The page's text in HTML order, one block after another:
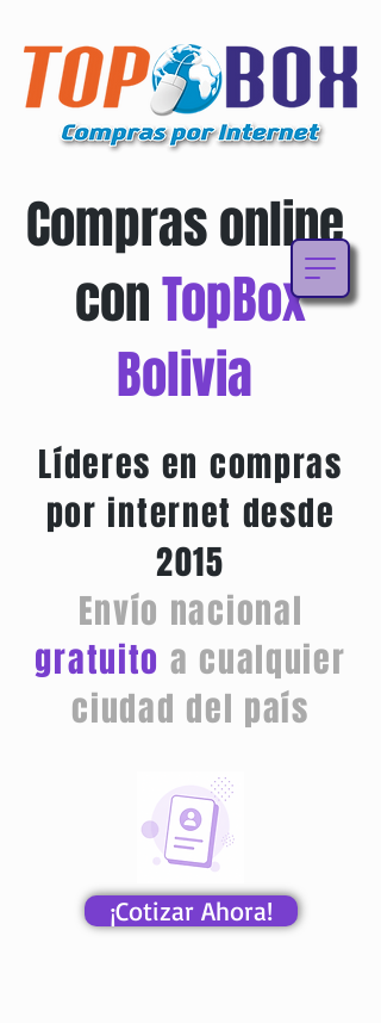
Compras online
conTopBox
Bolivia
Líderes en compras
por internet desde
2015
Envío nacional
gratuito a cualquier
ciudad del país
¡Cotizar Ahora!